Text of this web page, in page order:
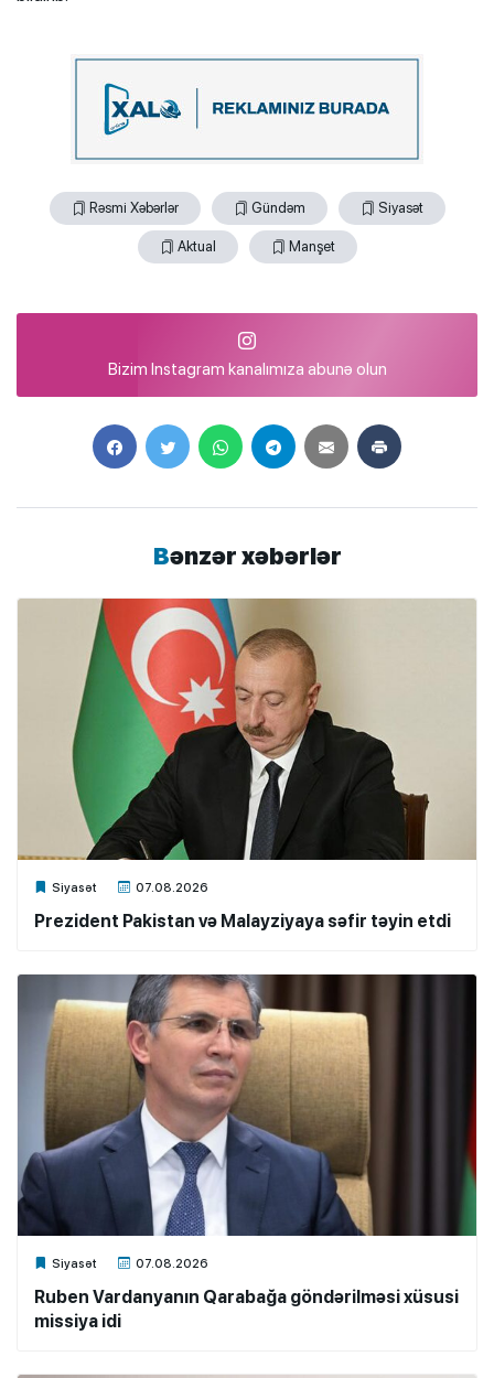
Rəsmi Xəbərlər Gündəm Siyasət
Aktual Manşet
Bizim Instagram kanalımıza abunə olun
Bənzər xəbərlər
Siyasət 07.08.2026
Xalq.Online
Prezident Pakistan və Malayziyaya səfir təyin etdi
Siyasət 07.08.2026
Xalq.Online
Ruben Vardanyanın Qarabağa göndərilməsi xüsusi
missiya idi